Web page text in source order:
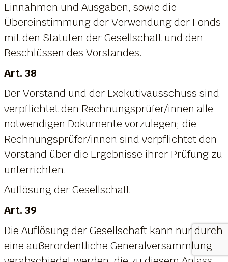
Einnahmen und Ausgaben, sowie die
Übereinstimmung der Verwendung der Fonds
mit den Statuten der Gesellschaft und den
Beschlüssen des Vorstandes.
Art. 38
Der Vorstand und der Exekutivausschuss sind
verpflichtet den Rechnungsprüfer/innen alle
notwendigen Dokumente vorzulegen; die
Rechnungsprüfer/innen sind verpflichtet den
Vorstand über die Ergebnisse ihrer Prüfung zu
unterrichten.
Auflösung der Gesellschaft
Art. 39
Die Auflösung der Gesellschaft kann nur durch
eine außerordentliche Generalversammlung